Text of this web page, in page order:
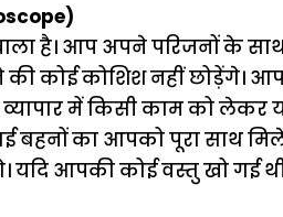
है। आप अपने परिजनों के
कोई कोशिश नहीं छोड़ेंगे। आप
में किसी काम को लेकर
बहनों का आपको पूरा साथ
यदि आपकी कोई वस्तु खो गई